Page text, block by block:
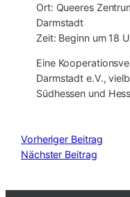
Ort: Queeres
Darmstadt
Zeit: Beginn um 18
Eine
Darmstadt e.V.,
Südhessen und
Vorheriger Beitrag
Nächster Beitrag